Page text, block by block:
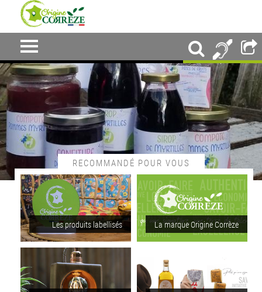
RECOMMANDÉ POUR VOUS
Les produits labellisés La marque Origine Corrèze